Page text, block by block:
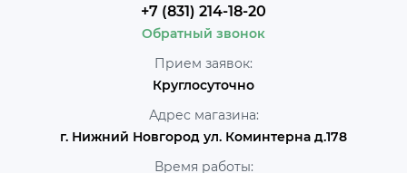
+7 (831) 214-18-20
Обратный звонок
Прием заявок:
Круглосуточно
Адрес магазина:
г. Нижний Новгород ул. Коминтерна д.178
Время работы: